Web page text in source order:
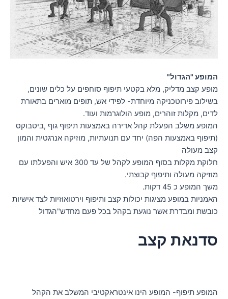
המופע "הגדול"
מופע קצב מדליק, מלא בקטעי תיפוף סוחפים על כלים שונים,
בשילוב פירוטכניקה מיוחדת- לפידי אש, תופים מוארים בתאורת
לדים, מקלות זוהרים, מופע הולוגרמות ועוד.
המופע משלב הפעלת קהל אדירה באמצעות תיפוף גוף ,ביטבוקס
(תיפוף באמצעות הפה) יחד עם תנועתיות, מוזיקה אנרגטית והמון
קצב מעולה
חלוקת מקלות בסוף המופע לקהל של עד 300 איש והפעלתו עם
מוזיקה מעולה ותיפוף קבוצתי.
משך המופע כ 45 דקות.
האמניות במופע מציגות יכולות קצב ותיפוף וירטואוזיות לצד אישיות
כובשת ומבדרת אשר נוגעת בקהל בכל פעם מחדש"הגדול
סדנאת קצב
המופע תיפוף- המופע הינו אינטראקטיבי המשלב את הקהל